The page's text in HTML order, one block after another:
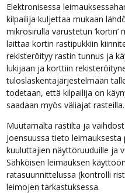
Elektronisessa
kilpailija kuljettaa mukaan
mikrosirulla varustetun ’kortin’
laittaa kortin rastipukkiin
rekisteröityy rastin tunnus ja
lukijaan ja korttiin
tuloslaskentajärjestelmään
todetaan, että kilpailija on
saadaan myös väliajat rasteilla.
Muutamalta rastilta ja
Joensuussa tieto
kuuluttajien näyttöruuduille ja
Sähköisen leimauksen
ratasuunnittelussa (kontrolli
leimojen tarkastuksessa.